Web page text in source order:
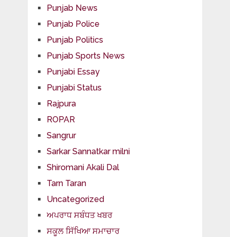
Punjab News
Punjab Police
Punjab Politics
Punjab Sports News
Punjabi Essay
Punjabi Status
Rajpura
ROPAR
Sangrur
Sarkar Sannatkar milni
Shiromani Akali Dal
Tarn Taran
Uncategorized
ਅਪਰਾਧ ਸਬੰਧਤ ਖਬਰ
ਸਕੂਲ ਸਿੱਖਿਆ ਸਮਾਚਾਰ